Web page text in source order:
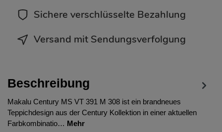
Sichere verschlüsselte Bezahlung
Versand mit Sendungsverfolgung
Beschreibung
Makalu Century MS VT 391 M 308 ist ein brandneues
Teppichdesign aus der Century Kollektion in einer aktuellen
Farbkombinatio… Mehr